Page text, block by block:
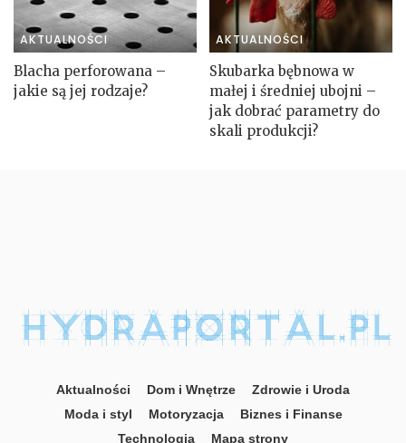
AKTUALNOŚCI
Blacha perforowana –
jakie są jej rodzaje?
AKTUALNOŚCI
Skubarka bębnowa w
małej i średniej ubojni –
jak dobrać parametry do
skali produkcji?
Aktualności Dom i Wnętrze
Zdrowie i Uroda
Moda i styl
Motoryzacja
Biznes i Finanse
Technologia
Mapa strony